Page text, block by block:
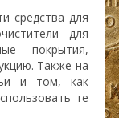
средства для
для
покрытия,
Также на
и том, как
те